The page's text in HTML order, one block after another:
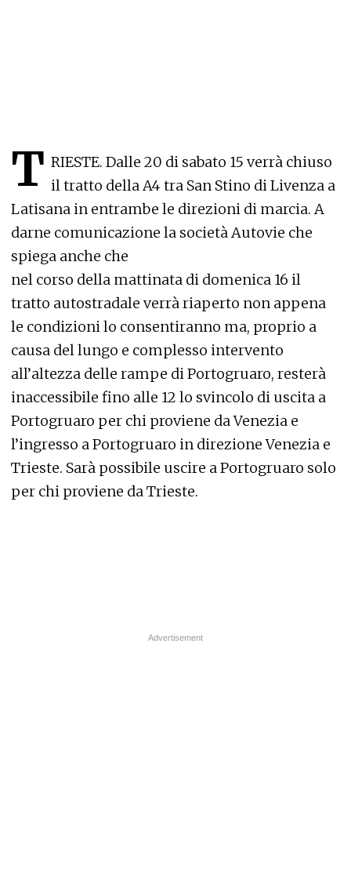
T RIESTE. Dalle 20 di sabato 15 verrà chiuso
il tratto della A4 tra San Stino di Livenza a
Latisana in entrambe le direzioni di marcia. A
darne comunicazione la società Autovie che
spiega anche che
nel corso della mattinata di domenica 16 il
tratto autostradale verrà riaperto non appena
le condizioni lo consentiranno ma, proprio a
causa del lungo e complesso intervento
all’altezza delle rampe di Portogruaro, resterà
inaccessibile fino alle 12 lo svincolo di uscita a
Portogruaro per chi proviene da Venezia e
l’ingresso a Portogruaro in direzione Venezia e
Trieste. Sarà possibile uscire a Portogruaro solo
per chi proviene da Trieste.